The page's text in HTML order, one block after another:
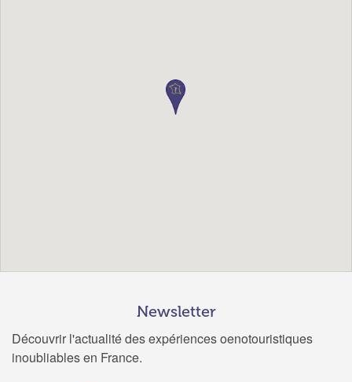
Newsletter
Découvrir l'actualité des expériences oenotouristiques
inoubliables en France.